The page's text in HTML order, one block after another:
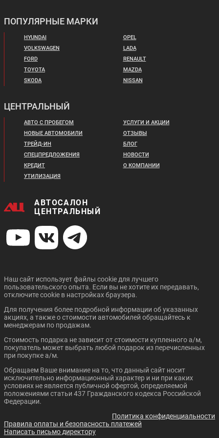
УНИВЕРСАЛ
В кредит от:
27 866 ₽/мес.
LADA ISKRA SW
1 176 410 ₽
В кредит от:
LADA ISKRA SW
CROSS
HAVAL H7
Цена от:
3 248 410 ₽
В кредит от:
44 321 ₽/мес.
ПОПУЛЯРНЫЕ МАРКИ
HYUNDAI
VOLKSWAGEN
FORD
TOYOTA
SKODA
OPEL
LADA
RENAULT
MAZDA
NISSAN
ЦЕНТРАЛЬНЫЙ
АВТО С ПРОБЕГОМ
НОВЫЕ АВТОМОБИЛИ
ТРЕЙД-ИН
СПЕЦПРЕДЛОЖЕНИЯ
КРЕДИТ
УТИЛИЗАЦИЯ
УСЛУГИ И АКЦИИ
ОТЗЫВЫ
БЛОГ
НОВОСТИ
О КОМПАНИИ
АВТОСАЛОН
ЦЕНТРАЛЬНЫЙ
Наш сайт использует файлы cookie для лучшего
пользовательского опыта. Если вы не хотите их передавать,
отключите cookie в настройках браузера.
Для получения более подробной информации об указанных
акциях, а также о стоимости автомобилей обращайтесь к
менеджерам по продажам.
Стоимость подарка не зависит от стоимости купленного а/м,
покупатель может выбрать любой подарок из перечисленных
при покупке а/м.
Обращаем Ваше внимание на то, что данный сайт носит
исключительно информационный характер и ни при каких
условиях не является публичной офертой, определяемой
положениями статьи 437 Гражданского кодекса Российской
Федерации.
Политика конфиденциальности
Правила оплаты и безопасность платежей
Написать письмо директору